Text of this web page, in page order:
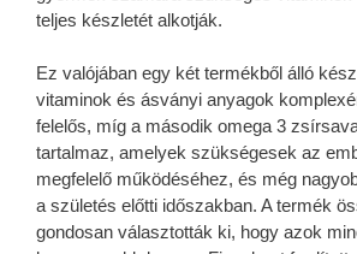
teljes készletét alkotják.
Ez valójában egy két termékből álló
vitaminok és ásványi anyagok
felelős, míg a második omega 3
tartalmaz, amelyek szükségesek az
megfelelő működéséhez, és még
a születés előtti időszakban. A termék
gondosan választották ki, hogy azok